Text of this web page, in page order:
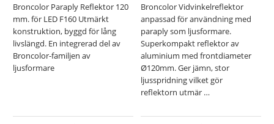
Broncolor Paraply Reflektor 120
mm. för LED F160 Utmärkt
konstruktion, byggd för lång
livslängd. En integrerad del av
Broncolor-familjen av
ljusformare
Broncolor Vidvinkelreflektor
anpassad för användning med
paraply som ljusformare.
Superkompakt reflektor av
aluminium med frontdiameter
Ø120mm. Ger jämn, stor
ljusspridning vilket gör
reflektorn utmär …